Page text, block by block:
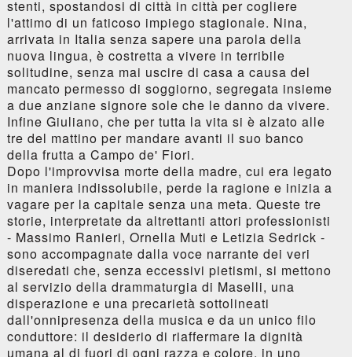
stenti, spostandosi di città in città per cogliere
l'attimo di un faticoso impiego stagionale. Nina,
arrivata in Italia senza sapere una parola della
nuova lingua, è costretta a vivere in terribile
solitudine, senza mai uscire di casa a causa del
mancato permesso di soggiorno, segregata insieme
a due anziane signore sole che le danno da vivere.
Infine Giuliano, che per tutta la vita si è alzato alle
tre del mattino per mandare avanti il suo banco
della frutta a Campo de' Fiori.
Dopo l'improvvisa morte della madre, cui era legato
in maniera indissolubile, perde la ragione e inizia a
vagare per la capitale senza una meta. Queste tre
storie, interpretate da altrettanti attori professionisti
- Massimo Ranieri, Ornella Muti e Letizia Sedrick -
sono accompagnate dalla voce narrante dei veri
diseredati che, senza eccessivi pietismi, si mettono
al servizio della drammaturgia di Maselli, una
disperazione e una precarietà sottolineati
dall'onnipresenza della musica e da un unico filo
conduttore: il desiderio di riaffermare la dignità
umana al di fuori di ogni razza e colore, in uno